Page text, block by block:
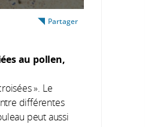
Partager
au pollen,
». Le
différentes
peut aussi